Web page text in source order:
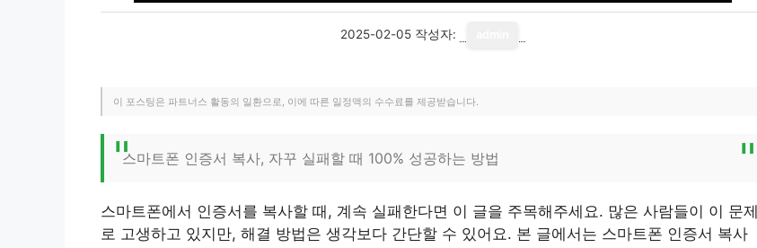
2025-02-05 작성자:
이 포스팅은 파트너스 활동의 일환으로, 이에 따른 일정액의 수수료를 제공받습니다.
스마트폰 인증서 복사, 자꾸 실패할 때 100% 성공하는 방법
스마트폰에서 인증서를 복사할 때, 계속 실패한다면 이 글을 주목해주세요. 많은 사람들이 이 문제
로 고생하고 있지만, 해결 방법은 생각보다 간단할 수 있어요. 본 글에서는 스마트폰 인증서 복사